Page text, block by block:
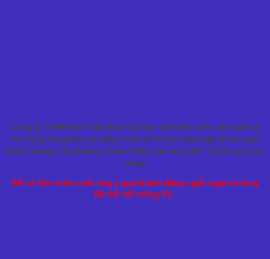
Công ty TNHH Nội Thất Màn Sài Gòn với nhiều năm sản xuất và
thi công trong lĩnh vực Màn Cuốn sẽ là lựa chọn hợp lý cho quý
khách hàng. Với phương châm trước sau như một “Uy tín quý hơn
vàng”.
Để có tấm màn cuốn ưng ý quý khách đừng ngần ngại vui lòng
liên hệ với chúng tôi :